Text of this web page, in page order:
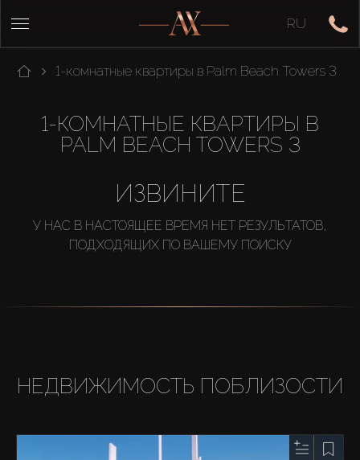
RU
1-комнатные квартиры в Palm Beach Towers 3
1-КОМНАТНЫЕ КВАРТИРЫ В
PALM BEACH TOWERS 3
ИЗВИНИТЕ
У НАС В НАСТОЯЩЕЕ ВРЕМЯ НЕТ РЕЗУЛЬТАТОВ,
ПОДХОДЯЩИХ ПО ВАШЕМУ ПОИСКУ
НЕДВИЖИМОСТЬ ПОБЛИЗОСТИ